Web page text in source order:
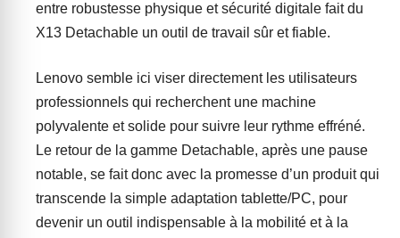
entre robustesse physique et sécurité digitale fait du
X13 Detachable un outil de travail sûr et fiable.
Lenovo semble ici viser directement les utilisateurs
professionnels qui recherchent une machine
polyvalente et solide pour suivre leur rythme effréné.
Le retour de la gamme Detachable, après une pause
notable, se fait donc avec la promesse d’un produit qui
transcende la simple adaptation tablette/PC, pour
devenir un outil indispensable à la mobilité et à la